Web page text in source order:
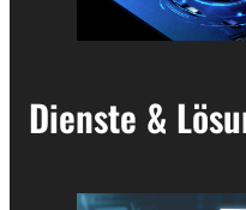
Dienste &